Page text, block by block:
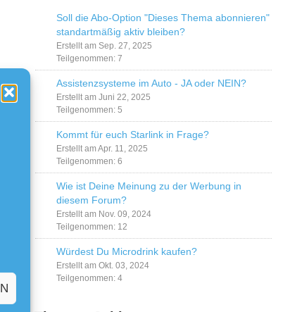
Soll die Abo-Option "Dieses Thema abonnieren"
standartmäßig aktiv bleiben?
Erstellt am Sep. 27, 2025
Teilgenommen: 7
Assistenzsysteme im Auto - JA oder NEIN?
Erstellt am Juni 22, 2025
Teilgenommen: 5
Kommt für euch Starlink in Frage?
Erstellt am Apr. 11, 2025
Teilgenommen: 6
Wie ist Deine Meinung zu der Werbung in
diesem Forum?
Erstellt am Nov. 09, 2024
Teilgenommen: 12
Würdest Du Microdrink kaufen?
Erstellt am Okt. 03, 2024
Teilgenommen: 4